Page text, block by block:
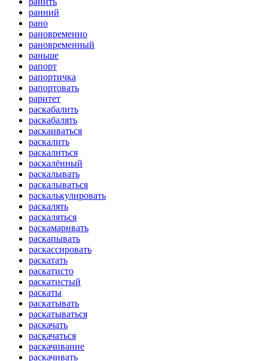
ранний
рано
рановременно
рановременный
раньше
рапорт
рапортичка
рапортовать
раритет
раскабалить
раскабалять
раскаиваться
раскалить
раскалиться
раскалённый
раскалывать
раскалываться
раскалькулировать
раскалять
раскаляться
раскамарнвать
раскапывать
раскассировать
раскатать
раскатисто
раскатистый
раскаты
раскатывать
раскатываться
раскачать
раскачаться
раскачивание
раскачивать